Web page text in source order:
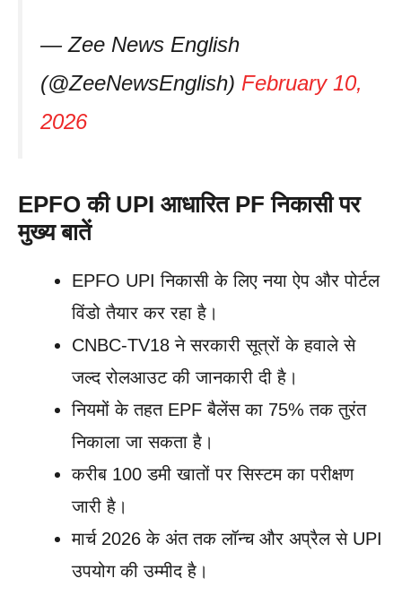
— Zee News English
(@ZeeNewsEnglish) February 10,
2026
EPFO की UPI आधारित PF निकासी पर
मुख्य बातें
EPFO UPI निकासी के लिए नया ऐप और पोर्टल
विंडो तैयार कर रहा है।
CNBC-TV18 ने सरकारी सूत्रों के हवाले से
जल्द रोलआउट की जानकारी दी है।
नियमों के तहत EPF बैलेंस का 75% तक तुरंत
निकाला जा सकता है।
करीब 100 डमी खातों पर सिस्टम का परीक्षण
जारी है।
मार्च 2026 के अंत तक लॉन्च और अप्रैल से UPI
उपयोग की उम्मीद है।